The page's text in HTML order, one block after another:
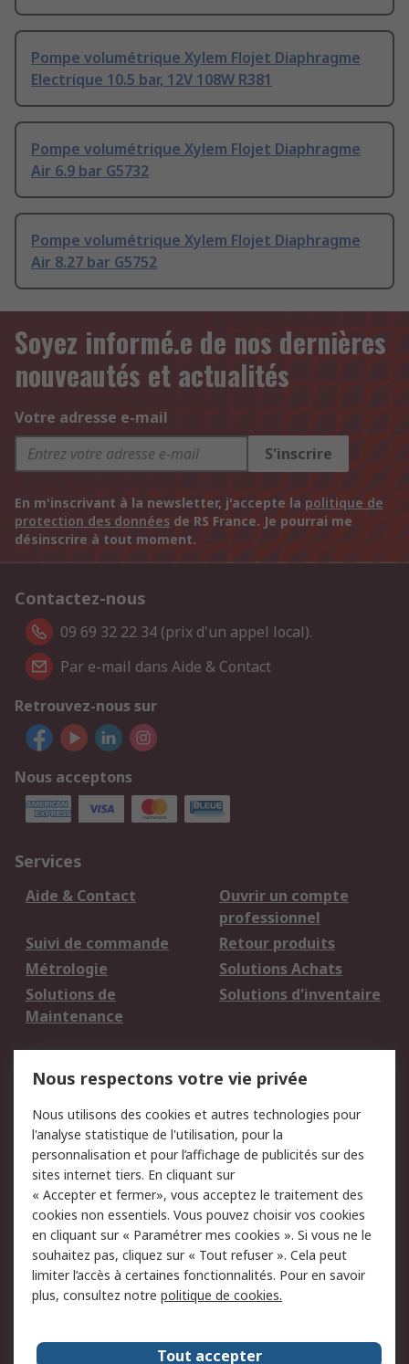
Pompe volumétrique Xylem Flojet Diaphragme
Electrique 10.5 bar, 12V 108W R381
Pompe volumétrique Xylem Flojet Diaphragme
Air 6.9 bar G5732
Pompe volumétrique Xylem Flojet Diaphragme
Air 8.27 bar G5752
Soyez informé.e de nos dernières
nouveautés et actualités
Votre adresse e-mail
S'inscrire
En m'inscrivant à la newsletter, j'accepte la politique de
protection des données de RS France. Je pourrai me
désinscrire à tout moment.
Contactez-nous
09 69 32 22 34 (prix d'un appel local).
Par e-mail dans Aide & Contact
Retrouvez-nous sur
Nous acceptons
Services
Aide & Contact
Ouvrir un compte
professionnel
Suivi de commande
Retour produits
Métrologie
Solutions Achats
Solutions de
Maintenance
Solutions d'inventaire
du site
Politique de protection
des données - Mise à
jour
Sécurité des E-mails
Conditions générales
de vente
Politique anti-
corruption
Campagnes marketing
A propos de RS
A propos de RS France
Evénements
Nous respectons votre vie privée
Nous utilisons des cookies et autres technologies pour
l'analyse statistique de l'utilisation, pour la
personnalisation et pour l’affichage de publicités sur des
sites internet tiers. En cliquant sur
« Accepter et fermer», vous acceptez le traitement des
cookies non essentiels. Vous pouvez choisir vos cookies
en cliquant sur « Paramétrer mes cookies ». Si vous ne le
souhaitez pas, cliquez sur « Tout refuser ». Cela peut
limiter l’accès à certaines fonctionnalités. Pour en savoir
plus, consultez notre politique de cookies.
Tout accepter